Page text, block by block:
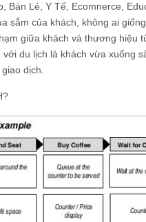
Bán Lẻ, Y Tế, Ecomnerce,
sắm của khách, không ai
giữa khách và thương hiệu
du lịch là khách vừa xuống
dịch.